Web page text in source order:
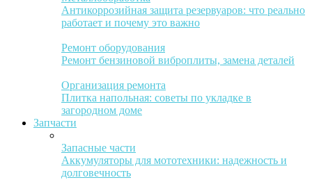
Антикоррозийная защита резервуаров: что реально
работает и почему это важно
Ремонт оборудования
Ремонт бензиновой виброплиты, замена деталей
Организация ремонта
Плитка напольная: советы по укладке в
загородном доме
Запчасти
Запасные части
Аккумуляторы для мототехники: надежность и
долговечность